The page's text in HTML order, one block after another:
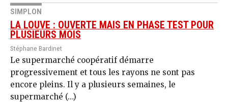
SIMPLON
LA LOUVE : OUVERTE MAIS EN PHASE TEST POUR
PLUSIEURS MOIS
Stéphane Bardinet
Le supermarché coopératif démarre
progressivement et tous les rayons ne sont pas
encore pleins. Il y a plusieurs semaines, le
supermarché (…)